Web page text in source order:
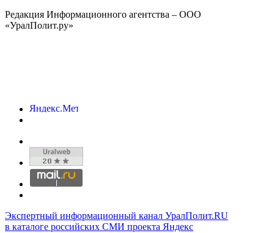
Редакция Информационного агентства – ООО
«УралПолит.ру»
Экспертный информационный канал УралПолит.RU
в каталоге российских СМИ проекта Яндекс